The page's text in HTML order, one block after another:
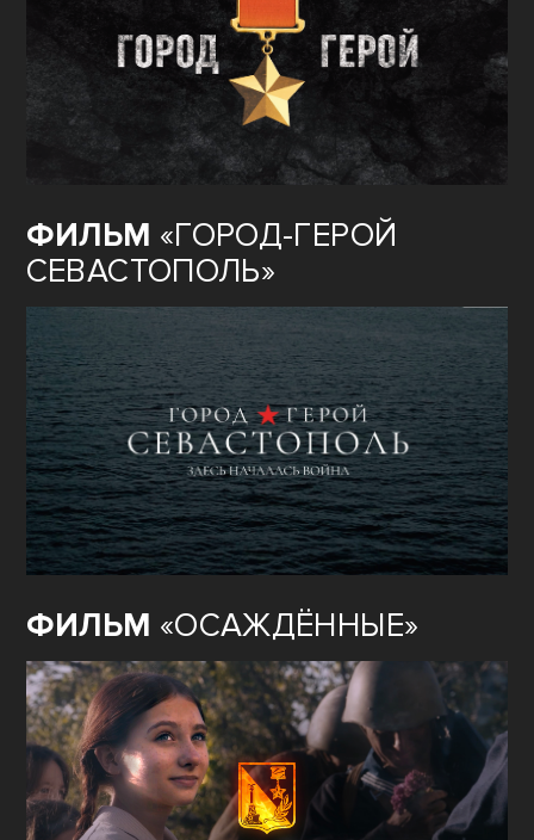
ФИЛЬМ «ГОРОД-ГЕРОЙ
СЕВАСТОПОЛЬ»
ФИЛЬМ «ОСАЖДЁННЫЕ»